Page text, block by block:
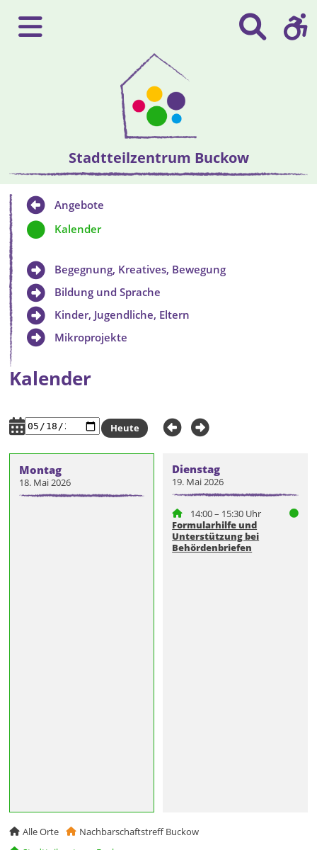
Stadtteilzentrum Buckow
Kalender
Montag
18. Mai 2026
Dienstag
19. Mai 2026
14:00 – 15:30 Uhr
Formularhilfe und
Unterstützung bei
Behördenbriefen
Alle Orte
Nachbarschaftstreff Buckow
Heute
Angebote
Kalender
Begegnung, Kreatives, Bewegung
Bildung und Sprache
Kinder, Jugendliche, Eltern
Mikroprojekte